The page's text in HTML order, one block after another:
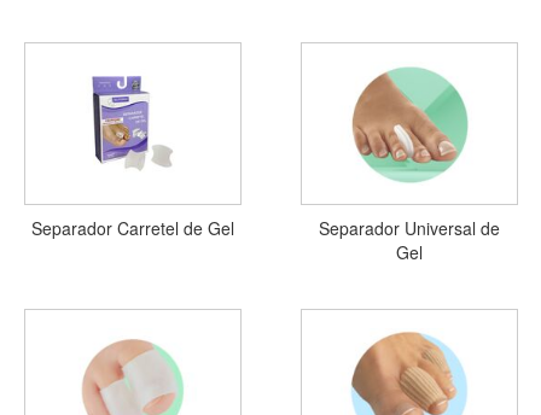
Separador Carretel de Gel
Separador Universal de
Gel